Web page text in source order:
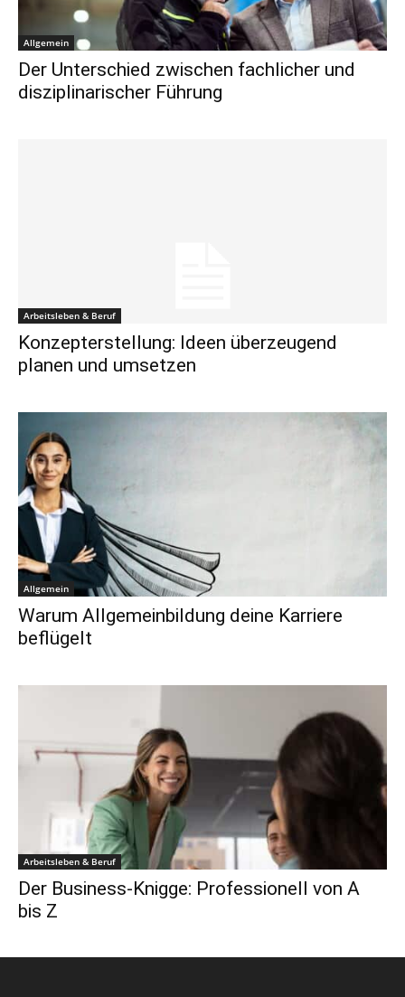
Allgemein
Der Unterschied zwischen fachlicher und
disziplinarischer Führung
Arbeitsleben & Beruf
Konzepterstellung: Ideen überzeugend
planen und umsetzen
Allgemein
Warum Allgemeinbildung deine Karriere
beflügelt
Arbeitsleben & Beruf
Der Business-Knigge: Professionell von A
bis Z